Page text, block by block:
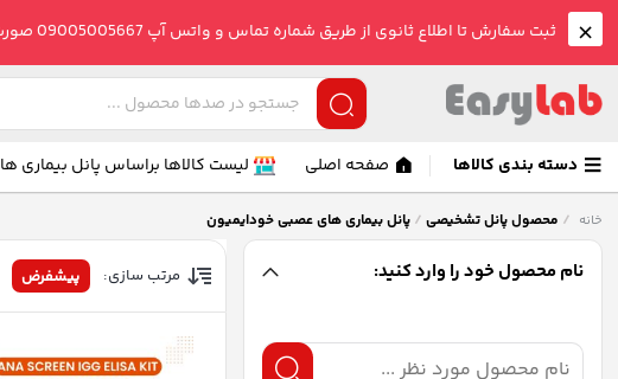
ثبت سفارش تا اطلاع ثانوی از طریق شماره تماس و واتس آپ 09005005667 صورت می گیرد.
دسته بندی کالاها صفحه اصلی لیست کالاها براساس پانل بیماری ها
خانه / محصول پانل تشخیصی /پانل بیماری های عصبی خودایمیون
نام محصول خود را وارد کنید: مرتب سازی: پیشفرض